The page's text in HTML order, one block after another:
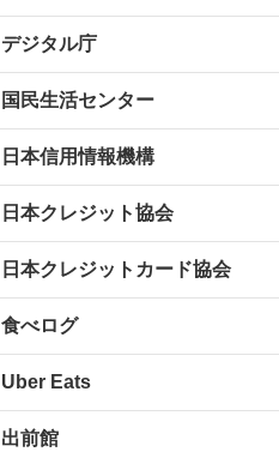
デジタル庁
国民生活センター
日本信用情報機構
日本クレジット協会
日本クレジットカード協会
食べログ
Uber Eats
出前館